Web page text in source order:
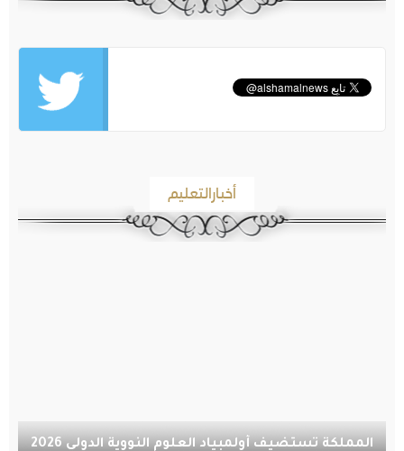
أخبارالتعليم
المملكة تستضيف أولمبياد العلوم النووية الدولي 2026